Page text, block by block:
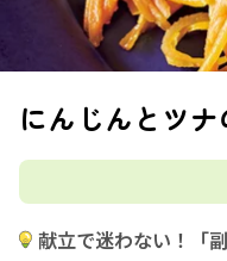
にんじんとツ
献立で迷わない！「